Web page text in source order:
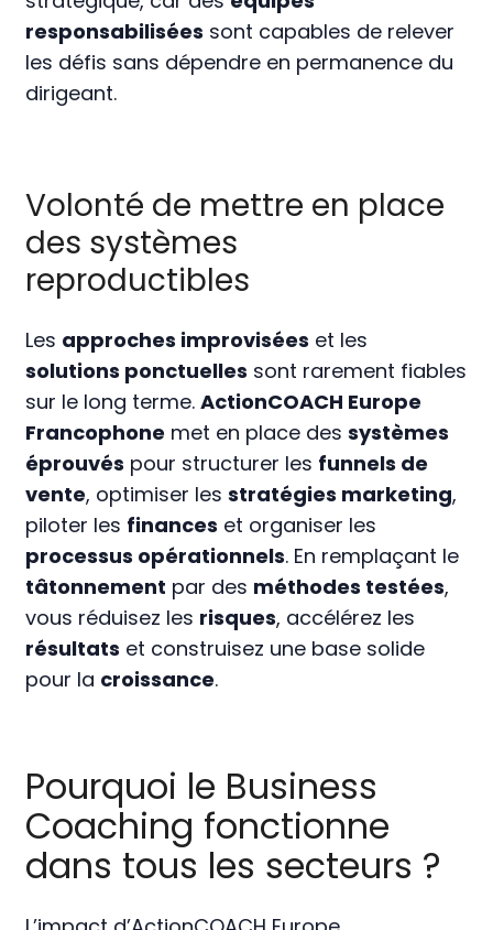
responsabilisées sont capables de relever
les défis sans dépendre en permanence du
dirigeant.
Volonté de mettre en place
des systèmes
reproductibles
Les approches improvisées et les
solutions ponctuelles sont rarement fiables
sur le long terme.ActionCOACH Europe
Francophone met en place dessystèmes
éprouvés pour structurer les funnels de
vente, optimiser lesstratégies marketing,
piloter les finances et organiser les
processus opérationnels. En remplaçant le
tâtonnement par des méthodes testées,
vous réduisez les risques, accélérez les
résultats et construisez une base solide
pour la croissance.
Pourquoi le Business
Coaching fonctionne
dans tous les secteurs ?